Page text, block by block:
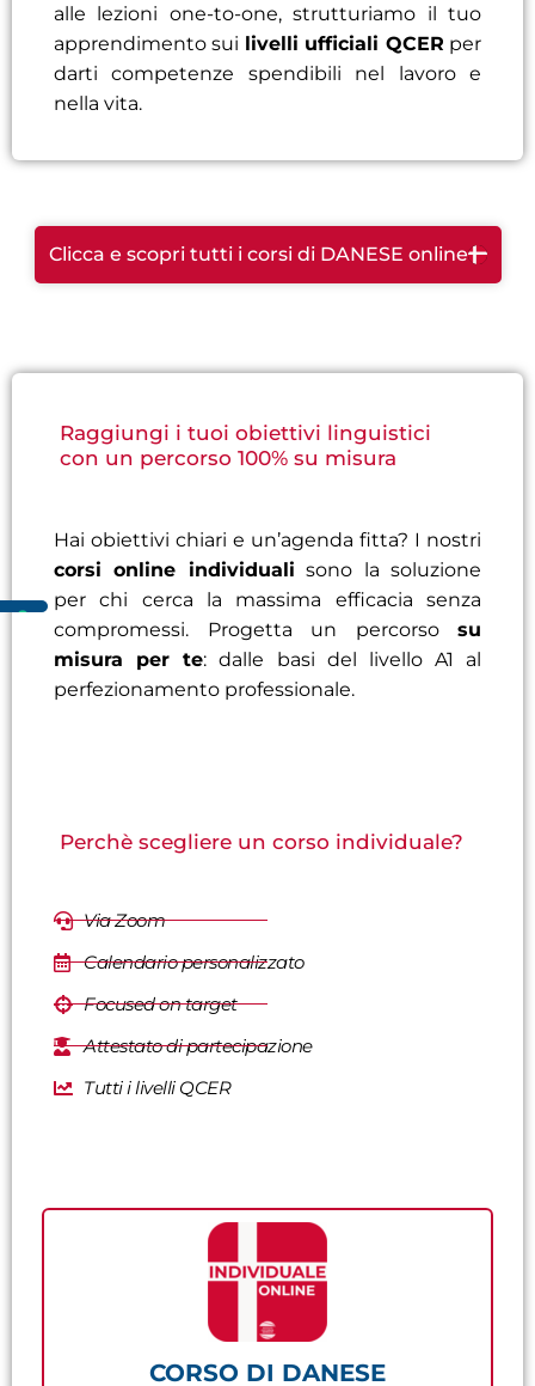
alle lezioni one-to-one, strutturiamo il tuo
apprendimento sui livelli ufficiali QCER per
darti competenze spendibili nel lavoro e
nella vita.
Clicca e scopri tutti i corsi di DANESE online
Raggiungi i tuoi obiettivi linguistici
con un percorso 100% su misura
Hai obiettivi chiari e un’agenda fitta? I nostri
corsi online individuali sono la soluzione
per chi cerca la massima efficacia senza
compromessi. Progetta un percorso su
misura per te: dalle basi del livello A1 al
perfezionamento professionale.
Perchè scegliere un corso individuale?
Via Zoom
Calendario personalizzato
Focused on target
Attestato di partecipazione
Tutti i livelli QCER
CORSO DI DANESE